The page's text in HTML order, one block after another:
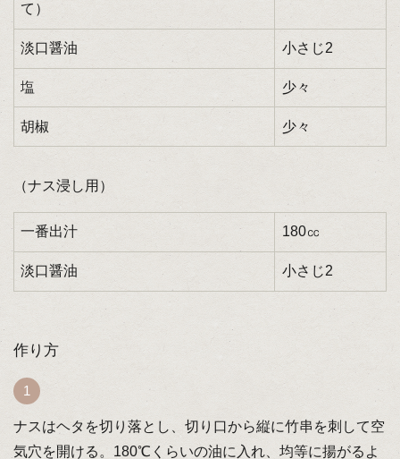
て）
淡口醤油 小さじ2
塩 少々
胡椒 少々
（ナス浸し用）
一番出汁 180㏄
淡口醤油 小さじ2
作り方
ナスはヘタを切り落とし、切り口から縦に竹串を刺して空
気穴を開ける。180℃くらいの油に入れ、均等に揚がるよ